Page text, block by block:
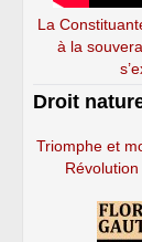
La
à la
Droit
Triomphe et